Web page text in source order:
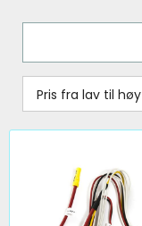
Pris fra lav til høy